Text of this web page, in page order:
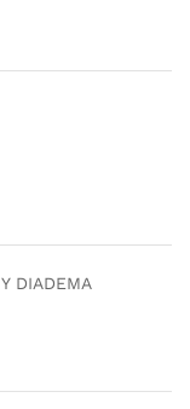
DIADEMA